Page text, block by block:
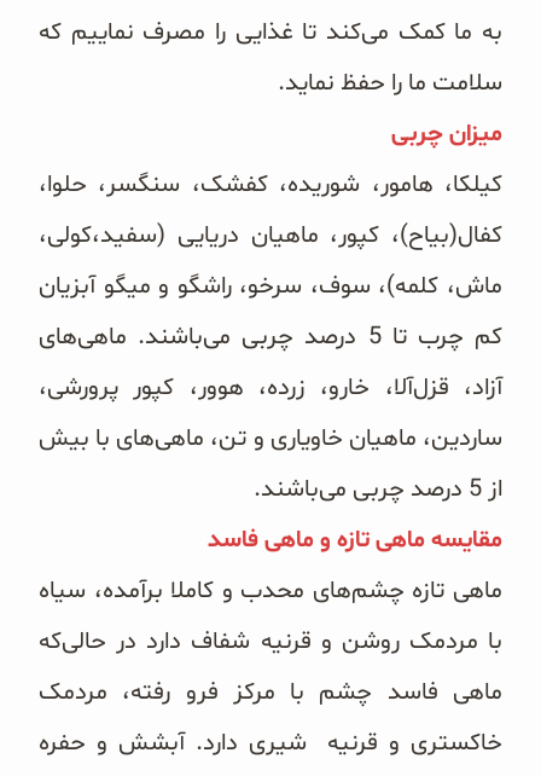
به ما کمک می‌‌کند تا غذایی را مصرف نماییم که
سلامت ما را حفظ نماید.
میزان چربی
کیلکا، هامور، شوریده، کفشک، سنگسر، حلوا،
کفال(بیاح)، کپور، ماهیان دریایی (سفید،کولی،
ماش، کلمه)، سوف، سرخو، راشگو و میگو آبزیان
کم چرب تا 5 درصد چربی می‌‌باشند. ماهی‌‌های
آزاد، قزل‌آلا، خارو، زرده، هوور، کپور پرورشی،
ساردین، ماهیان خاویاری و تن، ماهی‌‌های با بیش
از 5 درصد چربی می‌‌باشند.
مقایسه ماهی تازه و ماهی فاسد
ماهی تازه چشم‌‌های محدب و کاملا برآمده، سیاه
با مردمک روشن و قرنیه شفاف دارد در حالی‌که
ماهی فاسد چشم با مرکز فرو رفته، مردمک
خاکستری و قرنیه شیری دارد. آبشش و حفره